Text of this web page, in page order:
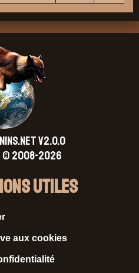
V2.0.0
2008-2026
Utiles
aux cookies